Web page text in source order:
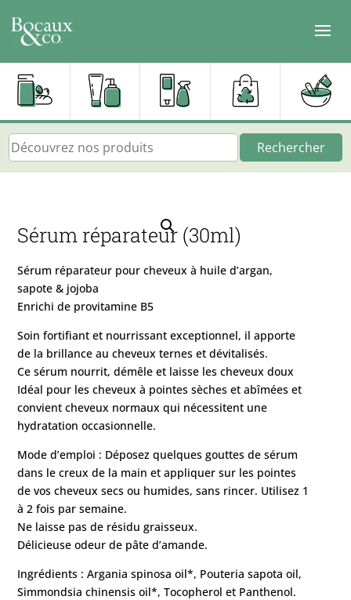
Rechercher
Sérum réparateur (30ml)
Sérum réparateur pour cheveux à huile d’argan,
sapote & jojoba
Enrichi de provitamine B5
Soin fortifiant et nourrissant exceptionnel, il apporte
de la brillance au cheveux ternes et dévitalisés.
Ce sérum nourrit, démêle et laisse les cheveux doux
Idéal pour les cheveux à pointes sèches et abîmées et
convient cheveux normaux qui nécessitent une
hydratation occasionnelle.
Mode d’emploi : Déposez quelques gouttes de sérum
dans le creux de la main et appliquer sur les pointes
de vos cheveux secs ou humides, sans rincer. Utilisez 1
à 2 fois par semaine.
Ne laisse pas de résidu graisseux.
Délicieuse odeur de pâte d’amande.
Ingrédients : Argania spinosa oil*, Pouteria sapota oil,
Simmondsia chinensis oil*, Tocopherol et Panthenol.